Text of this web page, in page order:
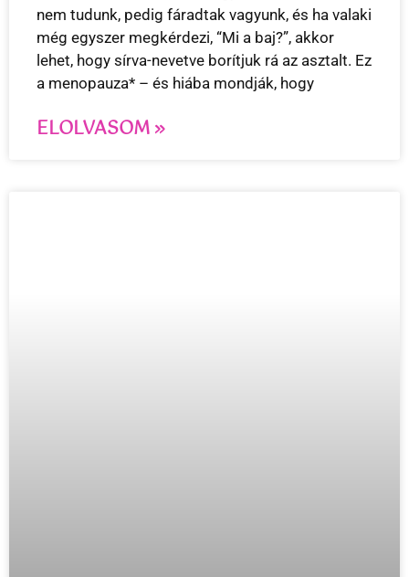
nem tudunk, pedig fáradtak vagyunk, és ha valaki
még egyszer megkérdezi, “Mi a baj?”, akkor
lehet, hogy sírva-nevetve borítjuk rá az asztalt. Ez
a menopauza* – és hiába mondják, hogy
ELOLVASOM »